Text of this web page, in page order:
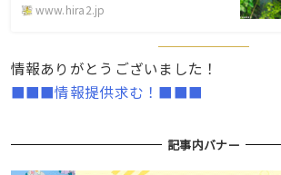
www.hira2.jp
情報ありがとうございました！
■■■情報提供求む！■■■
記事内バナー